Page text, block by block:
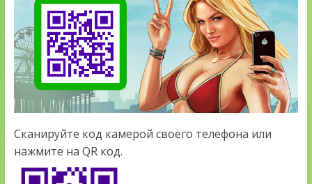
Сканируйте код камерой своего телефона или
нажмите на QR код.